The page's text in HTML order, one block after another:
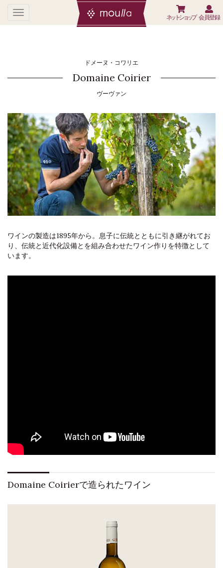
会員登録
ネットショップ
ドメーヌ・コワリエ
Domaine Coirier
ヴーヴァン
ワインの製造は1895年から。息子に伝統とともに引き継がれてお
り、伝統と近代化設備とを組み合わせたワイン作りを特徴として
います。
Domaine Coirierで造られたワイン